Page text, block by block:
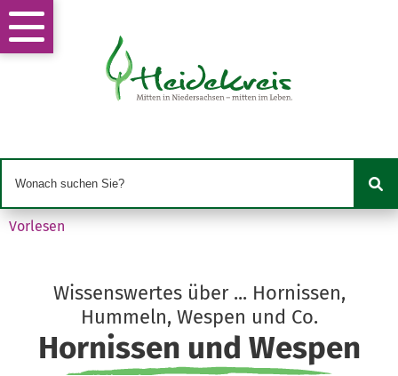
Vorlesen
Wissenswertes über ... Hornissen,
Hummeln, Wespen und Co.
Hornissen und Wespen